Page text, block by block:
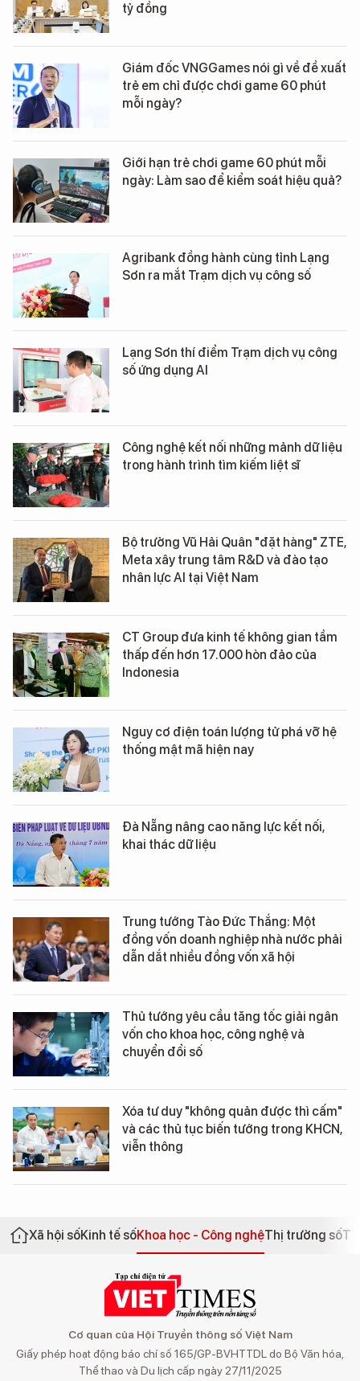
tỷ đồng
Giám đốc VNGGames nói gì về đề xuất
trẻ em chỉ được chơi game 60 phút
mỗi ngày?
Giới hạn trẻ chơi game 60 phút mỗi
ngày: Làm sao để kiểm soát hiệu quả?
Agribank đồng hành cùng tỉnh Lạng
Sơn ra mắt Trạm dịch vụ công số
Lạng Sơn thí điểm Trạm dịch vụ công
số ứng dụng AI
Công nghệ kết nối những mảnh dữ liệu
trong hành trình tìm kiếm liệt sĩ
Bộ trưởng Vũ Hải Quân "đặt hàng" ZTE,
Meta xây trung tâm R&D và đào tạo
nhân lực AI tại Việt Nam
CT Group đưa kinh tế không gian tầm
thấp đến hơn 17.000 hòn đảo của
Indonesia
Nguy cơ điện toán lượng tử phá vỡ hệ
thống mật mã hiện nay
Đà Nẵng nâng cao năng lực kết nối,
khai thác dữ liệu
Trung tướng Tào Đức Thắng: Một
đồng vốn doanh nghiệp nhà nước phải
dẫn dắt nhiều đồng vốn xã hội
Thủ tướng yêu cầu tăng tốc giải ngân
vốn cho khoa học, công nghệ và
chuyển đổi số
Xóa tư duy "không quản được thì cấm"
và các thủ tục biến tướng trong KHCN,
viễn thông
Xã hội sốKinh tế sốKhoa học - Công nghệThị trường số
Cơ quan của Hội Truyền thông số Việt Nam
Giấy phép hoạt động báo chí số 165/GP-BVHTTDL do Bộ Văn hóa,
Thể thao và Du lịch cấp ngày 27/11/2025